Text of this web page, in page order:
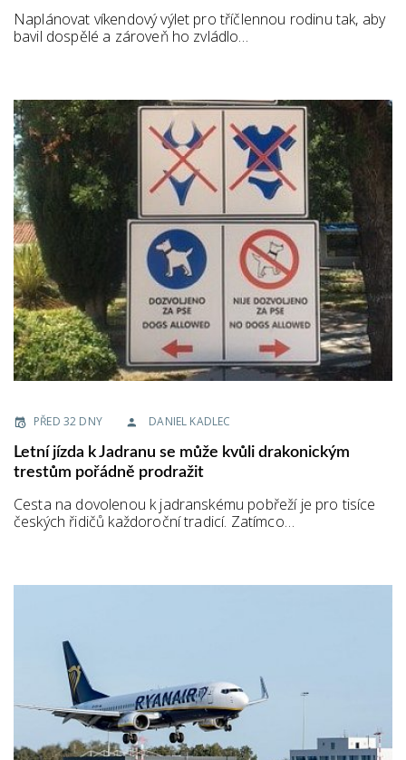
Naplánovat víkendový výlet pro tříčlennou rodinu tak, aby
bavil dospělé a zároveň ho zvládlo…
PŘED 32 DNY DANIEL KADLEC
Letní jízda k Jadranu se může kvůli drakonickým
trestům pořádně prodražit
Cesta na dovolenou k jadranskému pobřeží je pro tisíce
českých řidičů každoroční tradicí. Zatímco…